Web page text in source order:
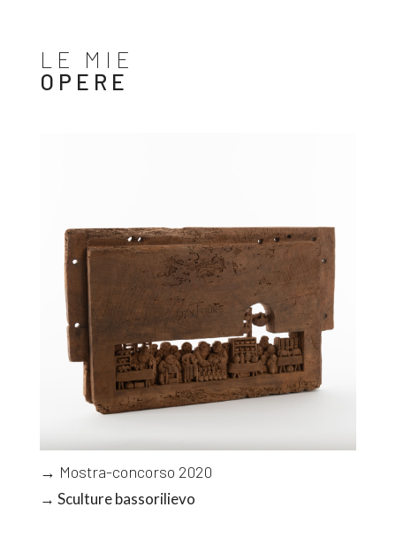
LE MIE
OPERE
→ Mostra-concorso 2020
→ Sculture bassorilievo